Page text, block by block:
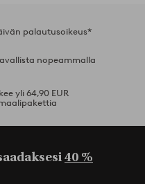
palautusoikeus*
nopeammalla
yli 64,90 EUR
40 %